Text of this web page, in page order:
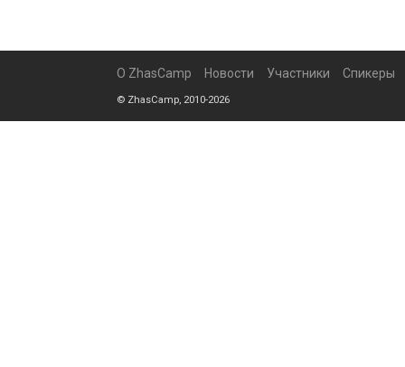
О ZhasCamp Новости Участники Спикеры
© ZhasCamp, 2010-2026